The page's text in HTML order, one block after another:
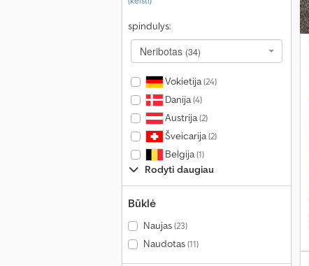
spindulys:
Neribotas (34)
Vokietija(24)
Danija(4)
Austrija(2)
Šveicarija(2)
Belgija(1)
Rodyti daugiau
Būklė
Naujas(23)
Naudotas(11)